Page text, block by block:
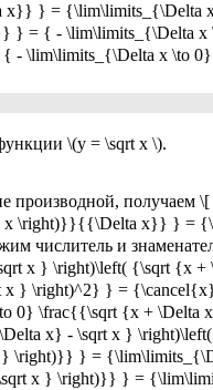
} = {\lim\limits_{\Delta
= { - \lim\limits_{\Delta x
- \lim\limits_{\Delta x \to
\(y = \sqrt x \).
производной,
x \right)}}{{\Delta x}} } =
числитель и
x } \right)\left( {\sqrt {x
} \right)^2} } =
0} \frac{{\sqrt {x +
x} - \sqrt x }
\right)}} } =
x } \right)}} } =